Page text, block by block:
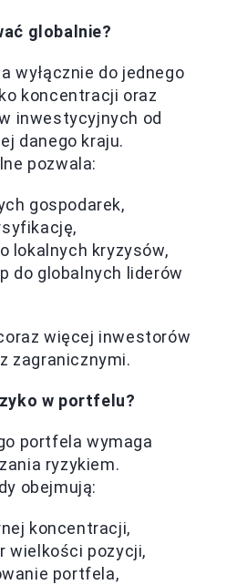
globalnie?
wyłącznie do jednego
koncentracji oraz
inwestycyjnych od
danego kraju.
pozwala:
gospodarek,
lokalnych kryzysów,
do globalnych liderów
więcej inwestorów
zagranicznymi.
w portfelu?
portfela wymaga
ryzykiem.
obejmują:
koncentracji,
wielkości pozycji,
portfela,